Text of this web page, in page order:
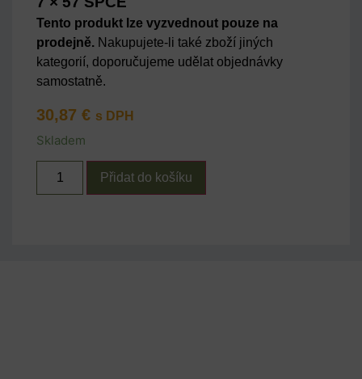
Tento produkt lze vyzvednout pouze na
prodejně. Nakupujete-li také zboží jiných
kategorií, doporučujeme udělat objednávky
samostatně.
30,87 € s DPH
Skladem
Přidat do košíku